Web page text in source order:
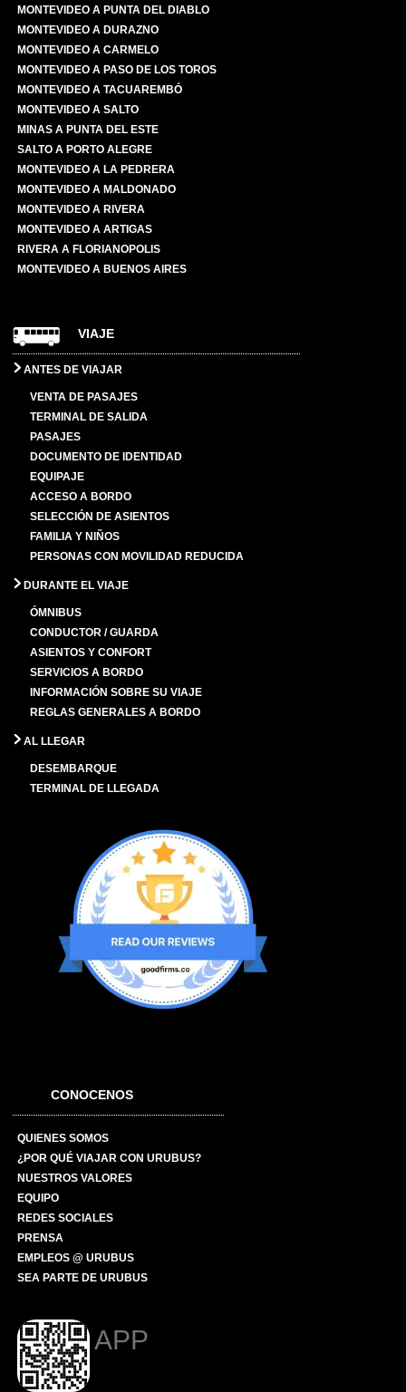
MONTEVIDEO A PUNTA DEL DIABLO
MONTEVIDEO A DURAZNO
MONTEVIDEO A CARMELO
MONTEVIDEO A PASO DE LOS TOROS
MONTEVIDEO A TACUAREMBÓ
MONTEVIDEO A SALTO
MINAS A PUNTA DEL ESTE
SALTO A PORTO ALEGRE
MONTEVIDEO A LA PEDRERA
MONTEVIDEO A MALDONADO
MONTEVIDEO A RIVERA
MONTEVIDEO A ARTIGAS
RIVERA A FLORIANOPOLIS
MONTEVIDEO A BUENOS AIRES
VIAJE
ANTES DE VIAJAR
VENTA DE PASAJES
TERMINAL DE SALIDA
PASAJES
DOCUMENTO DE IDENTIDAD
EQUIPAJE
ACCESO A BORDO
SELECCIÓN DE ASIENTOS
FAMILIA Y NIÑOS
PERSONAS CON MOVILIDAD REDUCIDA
DURANTE EL VIAJE
ÓMNIBUS
CONDUCTOR / GUARDA
ASIENTOS Y CONFORT
SERVICIOS A BORDO
INFORMACIÓN SOBRE SU VIAJE
REGLAS GENERALES A BORDO
AL LLEGAR
DESEMBARQUE
TERMINAL DE LLEGADA
CONOCENOS
QUIENES SOMOS
¿POR QUÉ VIAJAR CON URUBUS?
NUESTROS VALORES
EQUIPO
REDES SOCIALES
PRENSA
EMPLEOS @ URUBUS
SEA PARTE DE URUBUS
APP